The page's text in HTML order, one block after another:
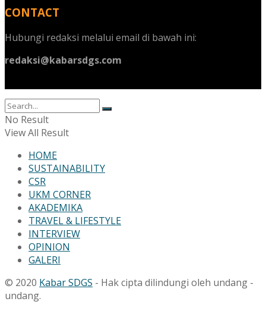
CONTACT
Hubungi redaksi melalui email di bawah ini:
redaksi@kabarsdgs.com
No Result
View All Result
HOME
SUSTAINABILITY
CSR
UKM CORNER
AKADEMIKA
TRAVEL & LIFESTYLE
INTERVIEW
OPINION
GALERI
© 2020 Kabar SDGS - Hak cipta dilindungi oleh undang -
undang.